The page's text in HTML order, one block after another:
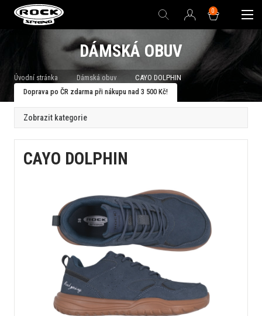
0
DÁMSKÁ OBUV
Úvodní stránka Dámská obuv
CAYO DOLPHIN
Doprava po ČR zdarma při nákupu nad 3 500 Kč!
CAYO DOLPHIN
Zobrazit kategorie